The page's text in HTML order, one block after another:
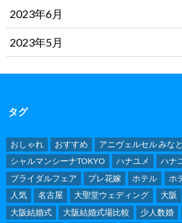
2023年6月
2023年5月
タグ
おしゃれ おすすめ アニヴェルセル みな
シャルマンシーナTOKYO
ハナユメ ハナ
ブライダルフェア
プレ花嫁 ホテル ホ
人気
名古屋 大聖堂ウェディング 大阪
大阪結婚式
大阪結婚式場比較 少人数婚